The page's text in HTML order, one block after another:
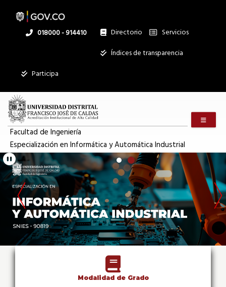
Inicio
Especialización
en
Informática
y
Automática
Industrial
contenido
Linea
018000 - 914410 Directorio
Institucional
Servicios
Índices de transparencia
Participa
Facultad de Ingeniería
Especialización en Informática y Automática Industrial
registros
Buscar:
Servicios
Ningún dato
disponible en
esta tabla
Mostrando
registros
Pausar
Modalidad de Grado